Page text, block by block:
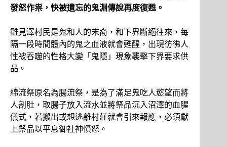
發怒作祟，快被遺忘的鬼淵傳說再度復甦。
雛見澤村民是鬼和人的末裔，和下界斷絕往來，每
隔一段時間體內的鬼之血液就會甦醒，出現彷彿人
性被吞噬的性格大變「鬼隱」現象襲擊下界要求供
品。
綿流祭原名為腸流祭，是為了滿足鬼吃人慾望而將
人剖肚，取腸子放入流水並將祭品沉入沼澤的血腥
儀式，若搬出或想逃離村莊就會引來報應，必須獻
上祭品以平息御社神憤怒。